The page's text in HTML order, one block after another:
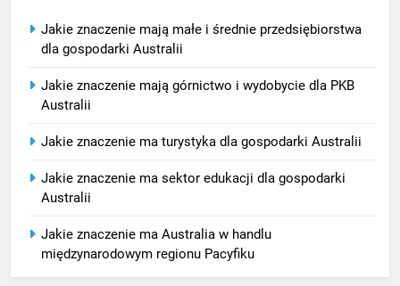
Jakie znaczenie mają małe i średnie przedsiębiorstwa
dla gospodarki Australii
Jakie znaczenie mają górnictwo i wydobycie dla PKB
Australii
Jakie znaczenie ma turystyka dla gospodarki Australii
Jakie znaczenie ma sektor edukacji dla gospodarki
Australii
Jakie znaczenie ma Australia w handlu
międzynarodowym regionu Pacyfiku